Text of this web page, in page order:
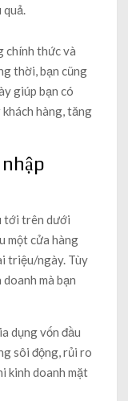
quả.
chính thức và
thời, bạn cũng
giúp bạn có
hàng, tăng
tới trên dưới
một cửa hàng
triệu/ngày. Tùy
mà bạn
dụng vốn đầu
sôi động, rủi ro
kinh doanh mặt